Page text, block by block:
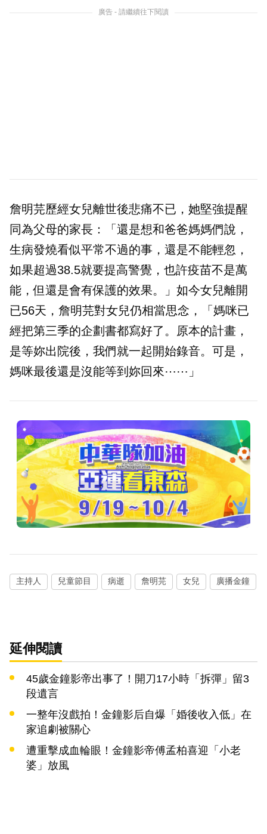
廣告 - 請繼續往下閱讀
詹明芫歷經女兒離世後悲痛不已，她堅強提醒
同為父母的家長：「還是想和爸爸媽媽們說，
生病發燒看似平常不過的事，還是不能輕忽，
如果超過38.5就要提高警覺，也許疫苗不是萬
能，但還是會有保護的效果。」如今女兒離開
已56天，詹明芫對女兒仍相當思念，「媽咪已
經把第三季的企劃書都寫好了。原本的計畫，
是等妳出院後，我們就一起開始錄音。可是，
媽咪最後還是沒能等到妳回來⋯⋯」
主持人 兒童節目 病逝 詹明芫 女兒 廣播金鐘
延伸閱讀
45歲金鐘影帝出事了！開刀17小時「拆彈」留3
段遺言
一整年沒戲拍！金鐘影后自爆「婚後收入低」在
家追劇被關心
遭重擊成血輪眼！金鐘影帝傅孟柏喜迎「小老
婆」放風